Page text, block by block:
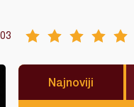
Najnoviji